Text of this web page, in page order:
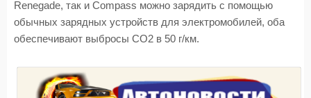
Renegade, так и Compass можно зарядить с помощью
обычных зарядных устройств для электромобилей, оба
обеспечивают выбросы CO2 в 50 г/км.